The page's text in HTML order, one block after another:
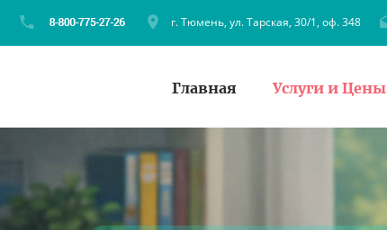
г. Тюмень, ул. Тарская, 30/1, оф. 348
Главная Услуги и Цены